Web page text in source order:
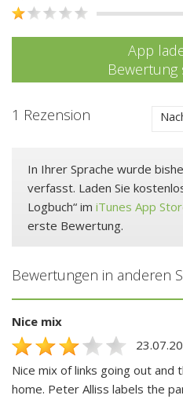
App
Bewertung
1 Rezension
In Ihrer Sprache wurde
verfasst. Laden Sie
Logbuch“ im iTunes App
erste Bewertung.
Bewertungen in anderen
Nice mix
Nice mix of links going out and
home. Peter Alliss labels the